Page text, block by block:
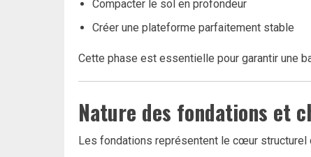
Compacter le sol en profondeur
Créer une plateforme parfaitement stable
Cette phase est essentielle pour garantir une
Nature des fondations et
Les fondations représentent le cœur structurel